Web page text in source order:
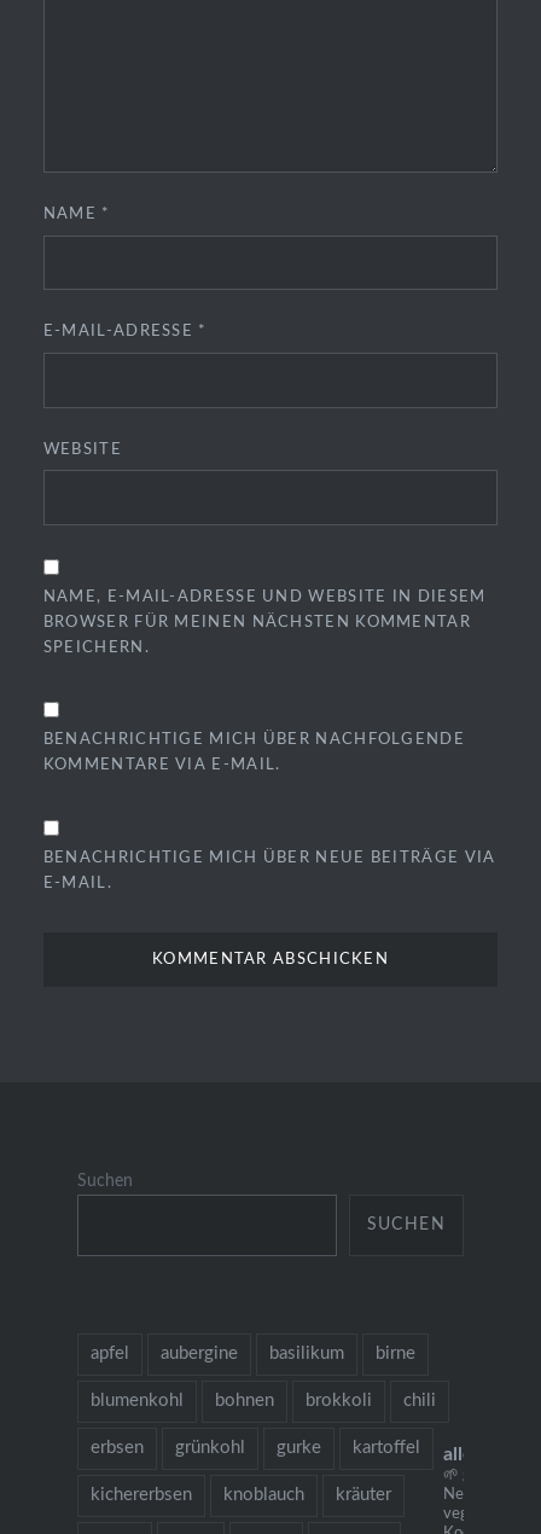
NAME *
E-MAIL-ADRESSE *
WEBSITE
NAME, E-MAIL-ADRESSE UND WEBSITE IN DIESEM
BROWSER FÜR MEINEN NÄCHSTEN KOMMENTAR
SPEICHERN.
BENACHRICHTIGE MICH ÜBER NACHFOLGENDE
KOMMENTARE VIA E-MAIL.
BENACHRICHTIGE MICH ÜBER NEUE BEITRÄGE VIA
E-MAIL.
Suchen
SUCHEN
apfel aubergine basilikum birne
blumenkohl bohnen brokkoli chili
erbsen grünkohl gurke kartoffel
kichererbsen knoblauch kräuter
🌱 grow cook
Neu: mein
vegetarisches